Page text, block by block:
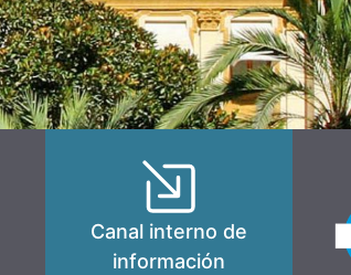
Canal interno de
información